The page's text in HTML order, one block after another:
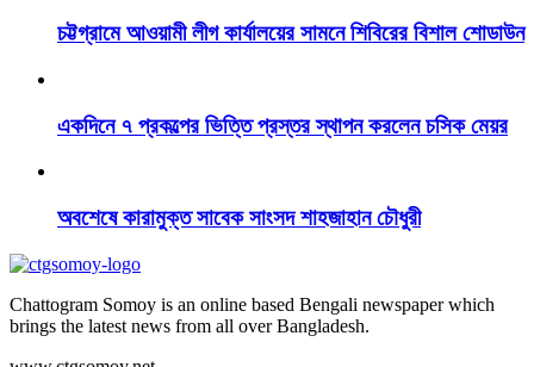
চট্টগ্রামে আওয়ামী লীগ কার্যালয়ের সামনে শিবিরের বিশাল শোডাউন
একদিনে ৭ প্রকল্পের ভিত্তি প্রস্তর স্থাপন করলেন চসিক মেয়র
অবশেষে কারামুক্ত সাবেক সাংসদ শাহজাহান চৌধুরী
Chattogram Somoy is an online based Bengali newspaper which
brings the latest news from all over Bangladesh.